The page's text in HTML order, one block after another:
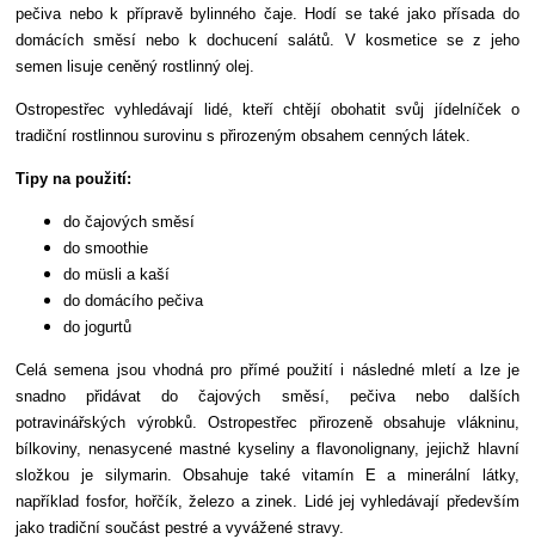
pečiva nebo k přípravě bylinného čaje. Hodí se také jako přísada do
domácích směsí nebo k dochucení salátů. V kosmetice se z jeho
semen lisuje ceněný rostlinný olej.
Ostropestřec vyhledávají lidé, kteří chtějí obohatit svůj jídelníček o
tradiční rostlinnou surovinu s přirozeným obsahem cenných látek.
Tipy na použití:
do čajových směsí
do smoothie
do müsli a kaší
do domácího pečiva
do jogurtů
Celá semena jsou vhodná pro přímé použití i následné mletí a lze je
snadno přidávat do čajových směsí, pečiva nebo dalších
potravinářských výrobků. Ostropestřec přirozeně obsahuje vlákninu,
bílkoviny, nenasycené mastné kyseliny a flavonolignany, jejichž hlavní
složkou je silymarin. Obsahuje také vitamín E a minerální látky,
například fosfor, hořčík, železo a zinek. Lidé jej vyhledávají především
jako tradiční součást pestré a vyvážené stravy.